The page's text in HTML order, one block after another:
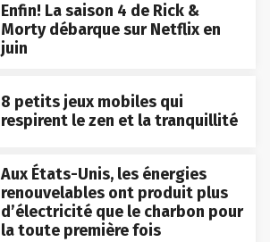
Enfin! La saison 4 de Rick &
Morty débarque sur Netflix en
juin
8 petits jeux mobiles qui
respirent le zen et la tranquillité
Aux États-Unis, les énergies
renouvelables ont produit plus
d’électricité que le charbon pour
la toute première fois